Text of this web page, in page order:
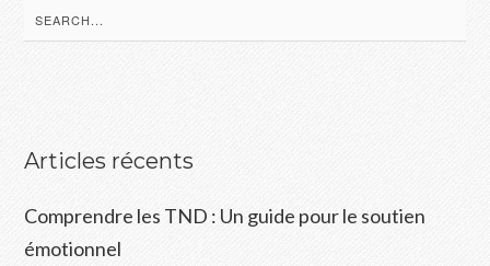
Search
for:
Articles récents
Comprendre les TND : Un guide pour le soutien
émotionnel